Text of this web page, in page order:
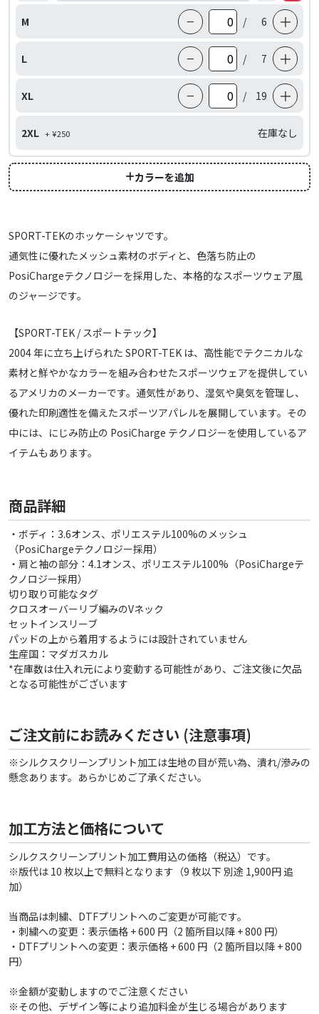
M − / 6 ＋
L − / 7 ＋
XL − / 19 ＋
2XL + ¥250 在庫なし
カラーを追加
SPORT-TEKのホッケーシャツです。
通気性に優れたメッシュ素材のボディと、色落ち防止の
PosiChargeテクノロジーを採用した、本格的なスポーツウェア風
のジャージです。
【SPORT-TEK / スポートテック】
2004 年に立ち上げられた SPORT-TEK は、高性能でテクニカルな
素材と鮮やかなカラーを組み合わせたスポーツウェアを提供してい
るアメリカのメーカーです。通気性があり、湿気や臭気を管理し、
優れた印刷適性を備えたスポーツアパレルを展開しています。その
中には、にじみ防止の PosiCharge テクノロジーを使用しているア
イテムもあります。
商品詳細
・ボディ：3.6オンス、ポリエステル100%のメッシュ
（PosiChargeテクノロジー採用）
・肩と袖の部分：4.1オンス、ポリエステル100%（PosiChargeテ
クノロジー採用）
切り取り可能なタグ
クロスオーバーリブ編みのVネック
セットインスリーブ
パッドの上から着用するようには設計されていません
生産国：マダガスカル
*在庫数は仕入れ元により変動する可能性があり、ご注文後に欠品
となる可能性がございます
ご注文前にお読みください (注意事項)
※シルクスクリーンプリント加工は生地の目が荒い為、潰れ/滲みの
懸念あります。あらかじめご了承ください。
加工方法と価格について
シルクスクリーンプリント加工費用込の価格（税込）です。
※版代は 10 枚以上で無料となります（9 枚以下 別途 1,900円 追
加）
当商品は刺繍、DTFプリントへのご変更が可能です。
・刺繍への変更：表示価格 + 600 円（2 箇所目以降 + 800 円）
・DTFプリントへの変更：表示価格 + 600 円（2 箇所目以降 + 800
円）
※金額が変動しますのでご注意ください
※その他、デザイン等により追加料金が生じる場合があります